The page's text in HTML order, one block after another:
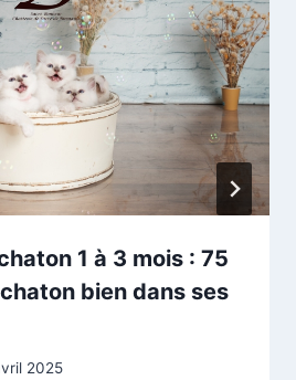
1 à 3 mois : 75
bien dans ses
2025